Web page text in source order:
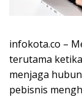
infokota.co –
terutama
menjaga
pebisnis